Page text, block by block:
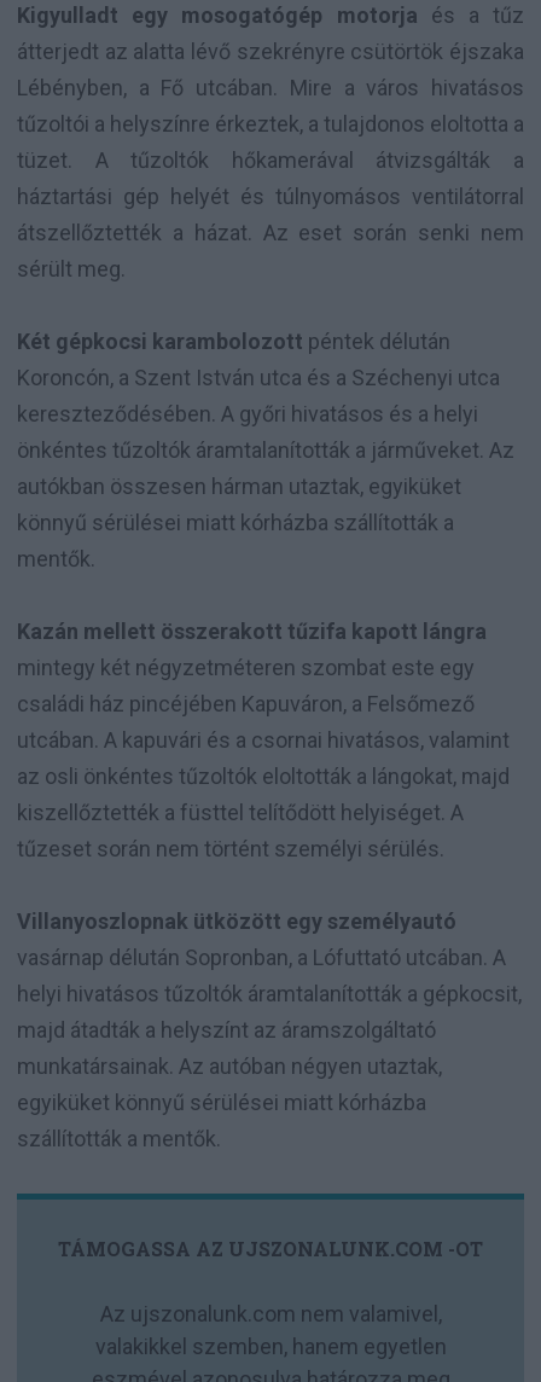
Kigyulladt egy mosogatógép motorja és a tűz
átterjedt az alatta lévő szekrényre csütörtök éjszaka
Lébényben, a Fő utcában. Mire a város hivatásos
tűzoltói a helyszínre érkeztek, a tulajdonos eloltotta a
tüzet. A tűzoltók hőkamerával átvizsgálták a
háztartási gép helyét és túlnyomásos ventilátorral
átszellőztették a házat. Az eset során senki nem
sérült meg.
Két gépkocsi karambolozott péntek délután
Koroncón, a Szent István utca és a Széchenyi utca
kereszteződésében. A győri hivatásos és a helyi
önkéntes tűzoltók áramtalanították a járműveket. Az
autókban összesen hárman utaztak, egyiküket
könnyű sérülései miatt kórházba szállították a
mentők.
Kazán mellett összerakott tűzifa kapott lángra
mintegy két négyzetméteren szombat este egy
családi ház pincéjében Kapuváron, a Felsőmező
utcában. A kapuvári és a csornai hivatásos, valamint
az osli önkéntes tűzoltók eloltották a lángokat, majd
kiszellőztették a füsttel telítődött helyiséget. A
tűzeset során nem történt személyi sérülés.
Villanyoszlopnak ütközött egy személyautó
vasárnap délután Sopronban, a Lófuttató utcában. A
helyi hivatásos tűzoltók áramtalanították a gépkocsit,
majd átadták a helyszínt az áramszolgáltató
munkatársainak. Az autóban négyen utaztak,
egyiküket könnyű sérülései miatt kórházba
szállították a mentők.
TÁMOGASSA AZ UJSZONALUNK.COM -OT
Az ujszonalunk.com nem valamivel,
valakikkel szemben, hanem egyetlen